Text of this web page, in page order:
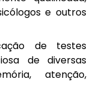
e outros
de testes
de diversas
atenção,